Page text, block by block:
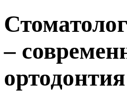
–
ортодонтия